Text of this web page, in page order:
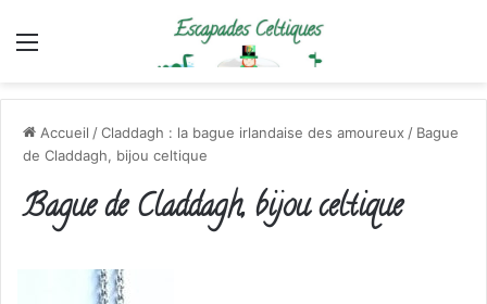
Menu
Accueil /Claddagh : la bague irlandaise des amoureux / Bague
de Claddagh, bijou celtique
Bague de Claddagh, bijou celtique